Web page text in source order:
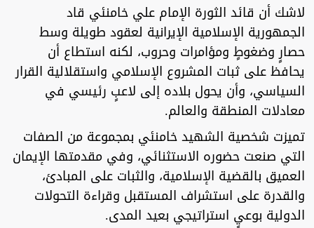
لاشك أن قائد الثورة الإمام علي خامنئي قاد
الجمهورية الإسلامية الإيرانية لعقود طويلة وسط
حصارٍ وضغوطٍ ومؤامرات وحروب، لكنه استطاع أن
يحافظ على ثبات المشروع الإسلامي واستقلالية القرار
السياسي، وأن يحول بلاده إلى لاعبٍ رئيسي في
معادلات المنطقة والعالم.
تميزت شخصية الشهيد خامنئي بمجموعة من الصفات
التي صنعت حضوره الاستثنائي، وفي مقدمتها الإيمان
العميق بالقضية الإسلامية، والثبات على المبادئ،
والقدرة على استشراف المستقبل وقراءة التحولات
الدولية بوعيٍ استراتيجي بعيد المدى.